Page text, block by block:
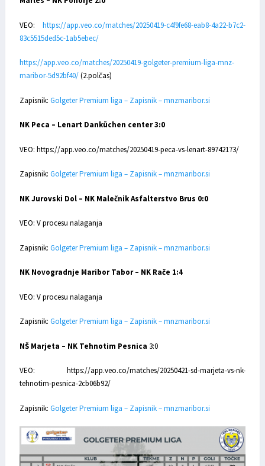
VEO: https://app.veo.co/matches/20250419-c4f9fe68-eab8-4a22-b7c2-
83c5515ded5c-1ab5ebec/
https://app.veo.co/matches/20250419-golgeter-premium-liga-mnz-
maribor-5d92bf40/(2.polčas)
Zapisnik: Golgeter Premium liga – Zapisnik – mnzmaribor.si
NK Peca – Lenart Danküchen center 3:0
VEO: https://app.veo.co/matches/20250419-peca-vs-lenart-89742173/
Zapisnik: Golgeter Premium liga – Zapisnik – mnzmaribor.si
NK Jurovski Dol – NK Malečnik Asfalterstvo Brus 0:0
VEO: V procesu nalaganja
Zapisnik: Golgeter Premium liga – Zapisnik – mnzmaribor.si
NK Novogradnje Maribor Tabor – NK Rače 1:4
VEO: V procesu nalaganja
Zapisnik: Golgeter Premium liga – Zapisnik – mnzmaribor.si
NŠ Marjeta – NK Tehnotim Pesnica 3:0
VEO: https://app.veo.co/matches/20250421-sd-marjeta-vs-nk-
tehnotim-pesnica-2cb06b92/
Zapisnik: Golgeter Premium liga – Zapisnik – mnzmaribor.si